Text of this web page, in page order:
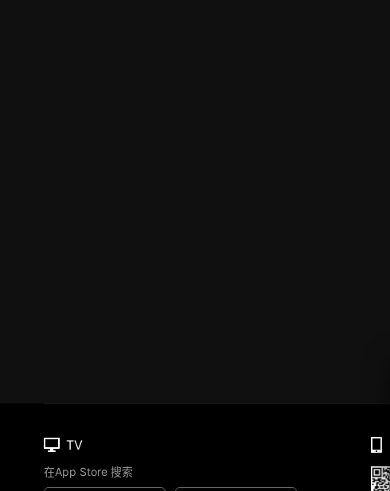
TV
在App Store 搜索